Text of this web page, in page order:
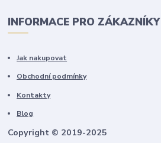
INFORMACE PRO ZÁKAZNÍKY
Jak nakupovat
Obchodní podmínky
Kontakty
Blog
Copyright © 2019-2025